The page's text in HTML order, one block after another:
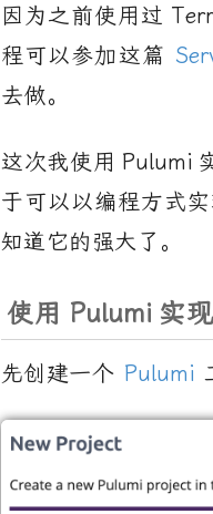
因为之前使用过
程可以参加这篇
去做。
这次我使用 Pulumi
于可以以编程方式
知道它的强大了。
使用 Pulumi 实
先创建一个 Pulumi